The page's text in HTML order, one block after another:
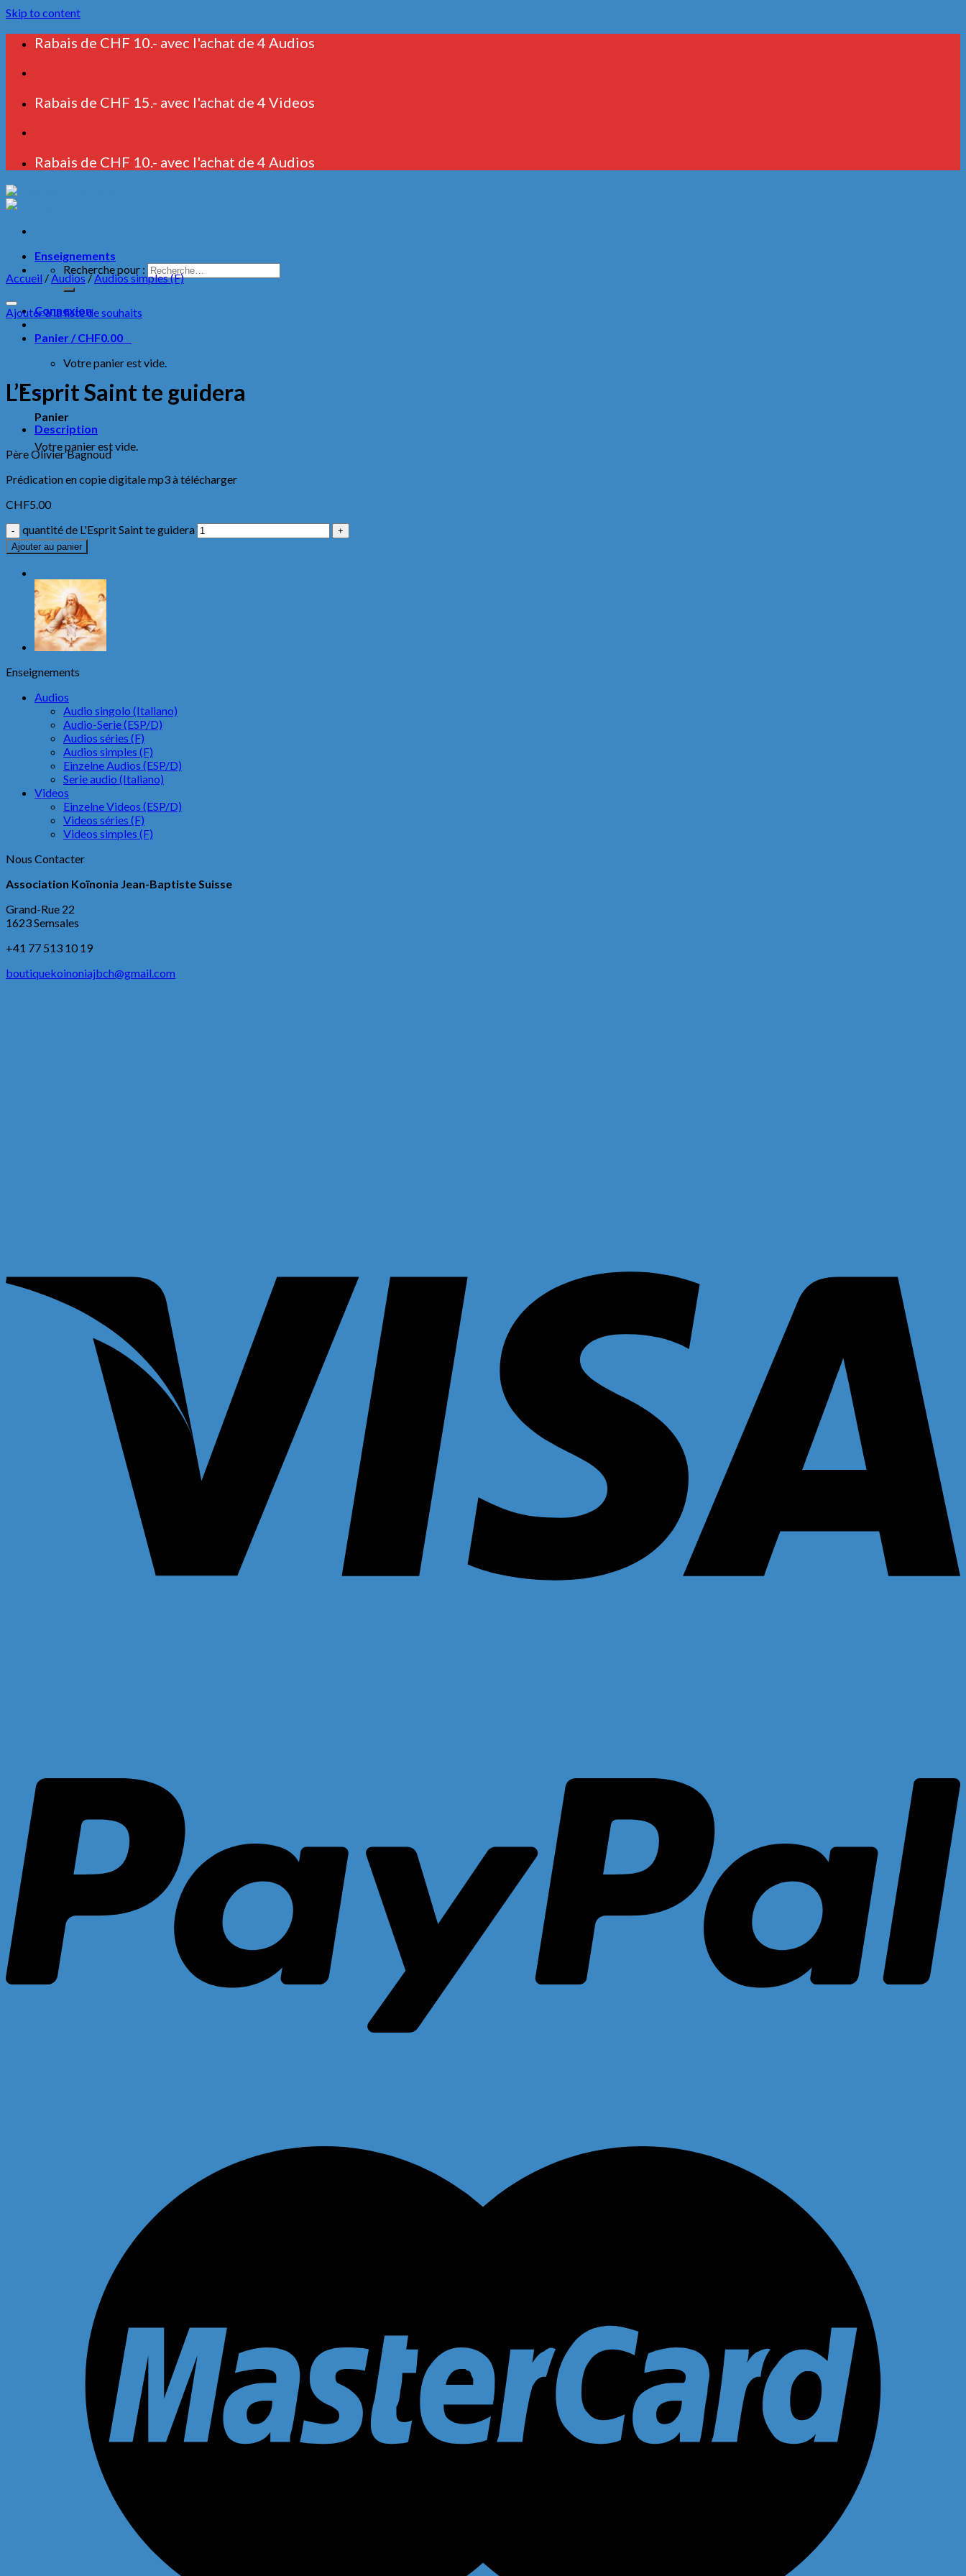
Skip to content
Rabais de CHF 10.- avec l'achat de 4 Audios
Rabais de CHF 15.- avec l'achat de 4 Videos
Rabais de CHF 10.- avec l'achat de 4 Audios
Enseignements
Recherche pour :
Connexion
Panier / CHF0.00
Votre panier est vide.
0
Panier
Votre panier est vide.
Accueil /Audios /Audios simples (F)
Ajouter à la liste de souhaits
L’Esprit Saint te guidera
Description
Père Olivier Bagnoud
Prédication en copie digitale mp3 à télécharger
CHF5.00
quantité de L'Esprit Saint te guidera
Ajouter au panier
Enseignements
Audios
Audio singolo (Italiano)
Audio-Serie (ESP/D)
Audios séries (F)
Audios simples (F)
Einzelne Audios (ESP/D)
Serie audio (Italiano)
Videos
Einzelne Videos (ESP/D)
Videos séries (F)
Videos simples (F)
Nous Contacter
Association Koïnonia Jean-Baptiste Suisse
Grand-Rue 22
1623 Semsales
+41 77 513‬‬‬ 10‬‬‬ 19‬‬‬
boutiquekoinoniajbch@gmail.com